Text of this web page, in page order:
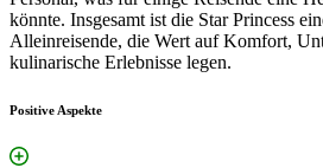
könnte. Insgesamt ist die Star Princess
Alleinreisende, die Wert auf Komfort,
kulinarische Erlebnisse legen.
Positive Aspekte